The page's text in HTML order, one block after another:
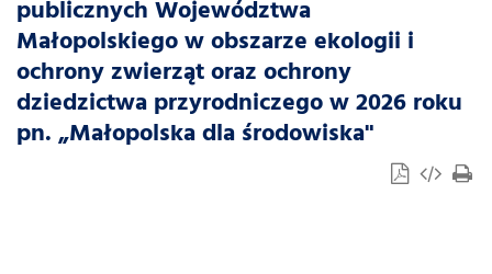
publicznych Województwa
Małopolskiego w obszarze ekologii i
ochrony zwierząt oraz ochrony
dziedzictwa przyrodniczego w 2026 roku
pn. „Małopolska dla środowiska"